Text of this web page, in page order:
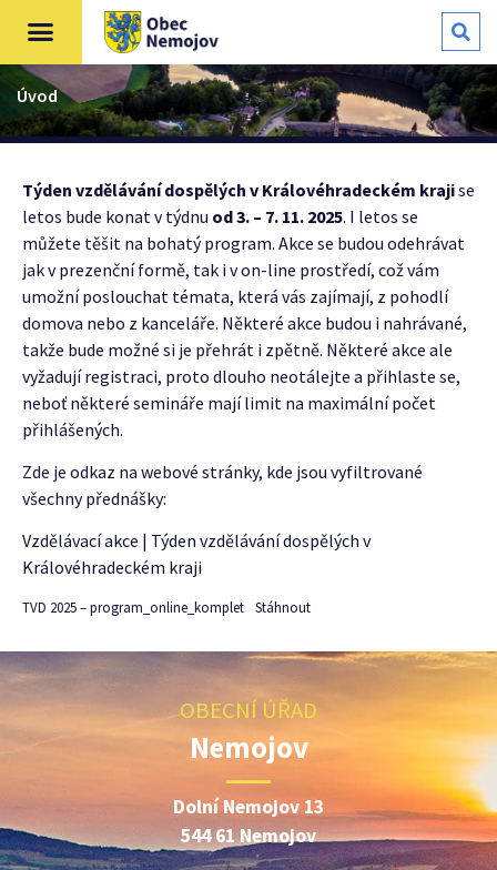
Úvod
Týden vzdělávání dospělých v Královéhradeckém krajise
letos bude konat v týdnu od 3. – 7. 11. 2025. I letos se
můžete těšit na bohatý program. Akce se budou odehrávat
jak v prezenční formě, tak i v on-line prostředí, což vám
umožní poslouchat témata, která vás zajímají, z pohodlí
domova nebo z kanceláře. Některé akce budou i nahrávané,
takže bude možné si je přehrát i zpětně. Některé akce ale
vyžadují registraci, proto dlouho neotálejte a přihlaste se,
neboť některé semináře mají limit na maximální počet
přihlášených.
Zde je odkaz na webové stránky, kde jsou vyfiltrované
všechny přednášky:
Vzdělávací akce | Týden vzdělávání dospělých v
Královéhradeckém kraji
TVD 2025 – program_online_komplet Stáhnout
OBECNÍ ÚŘAD
Nemojov
Dolní Nemojov 13
544 61 Nemojov